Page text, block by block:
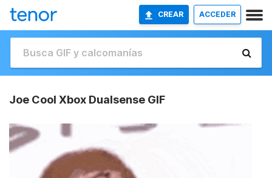
CREAR ACCEDER
Joe Cool Xbox Dualsense GIF